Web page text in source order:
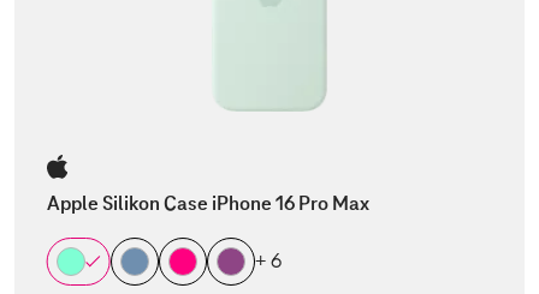
Apple Silikon Case iPhone 16 Pro Max
+ 6